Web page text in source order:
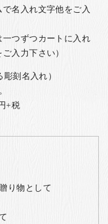
名入れ文字他をご入
一つずつカートに入れ
入力下さい）
刻名入れ）
+税
り物として